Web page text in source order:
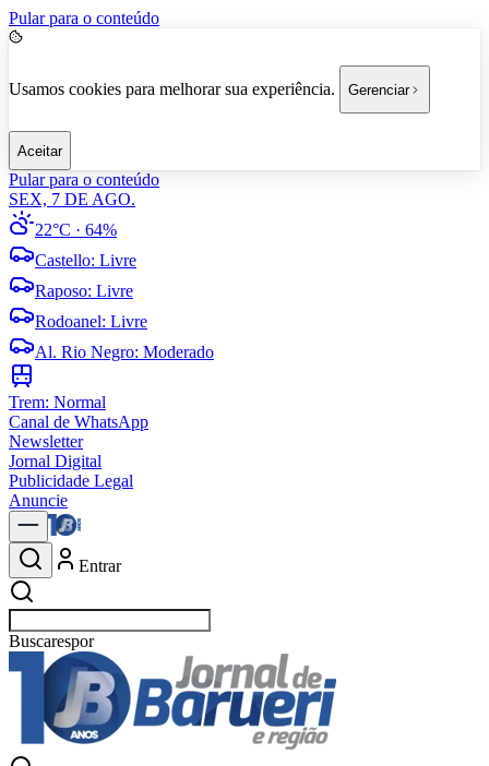
Pular para o conteúdo
Usamos cookies para melhorar sua experiência. Gerenciar
Aceitar
Pular para o conteúdo
SEX, 7 DE AGO.
22°C · 64%
Castello: Livre
Raposo: Livre
Rodoanel: Livre
Al. Rio Negro: Moderado
Trem: Normal
Canal de WhatsApp
Newsletter
Jornal Digital
Publicidade Legal
Anuncie
Entrar
Buscarnot